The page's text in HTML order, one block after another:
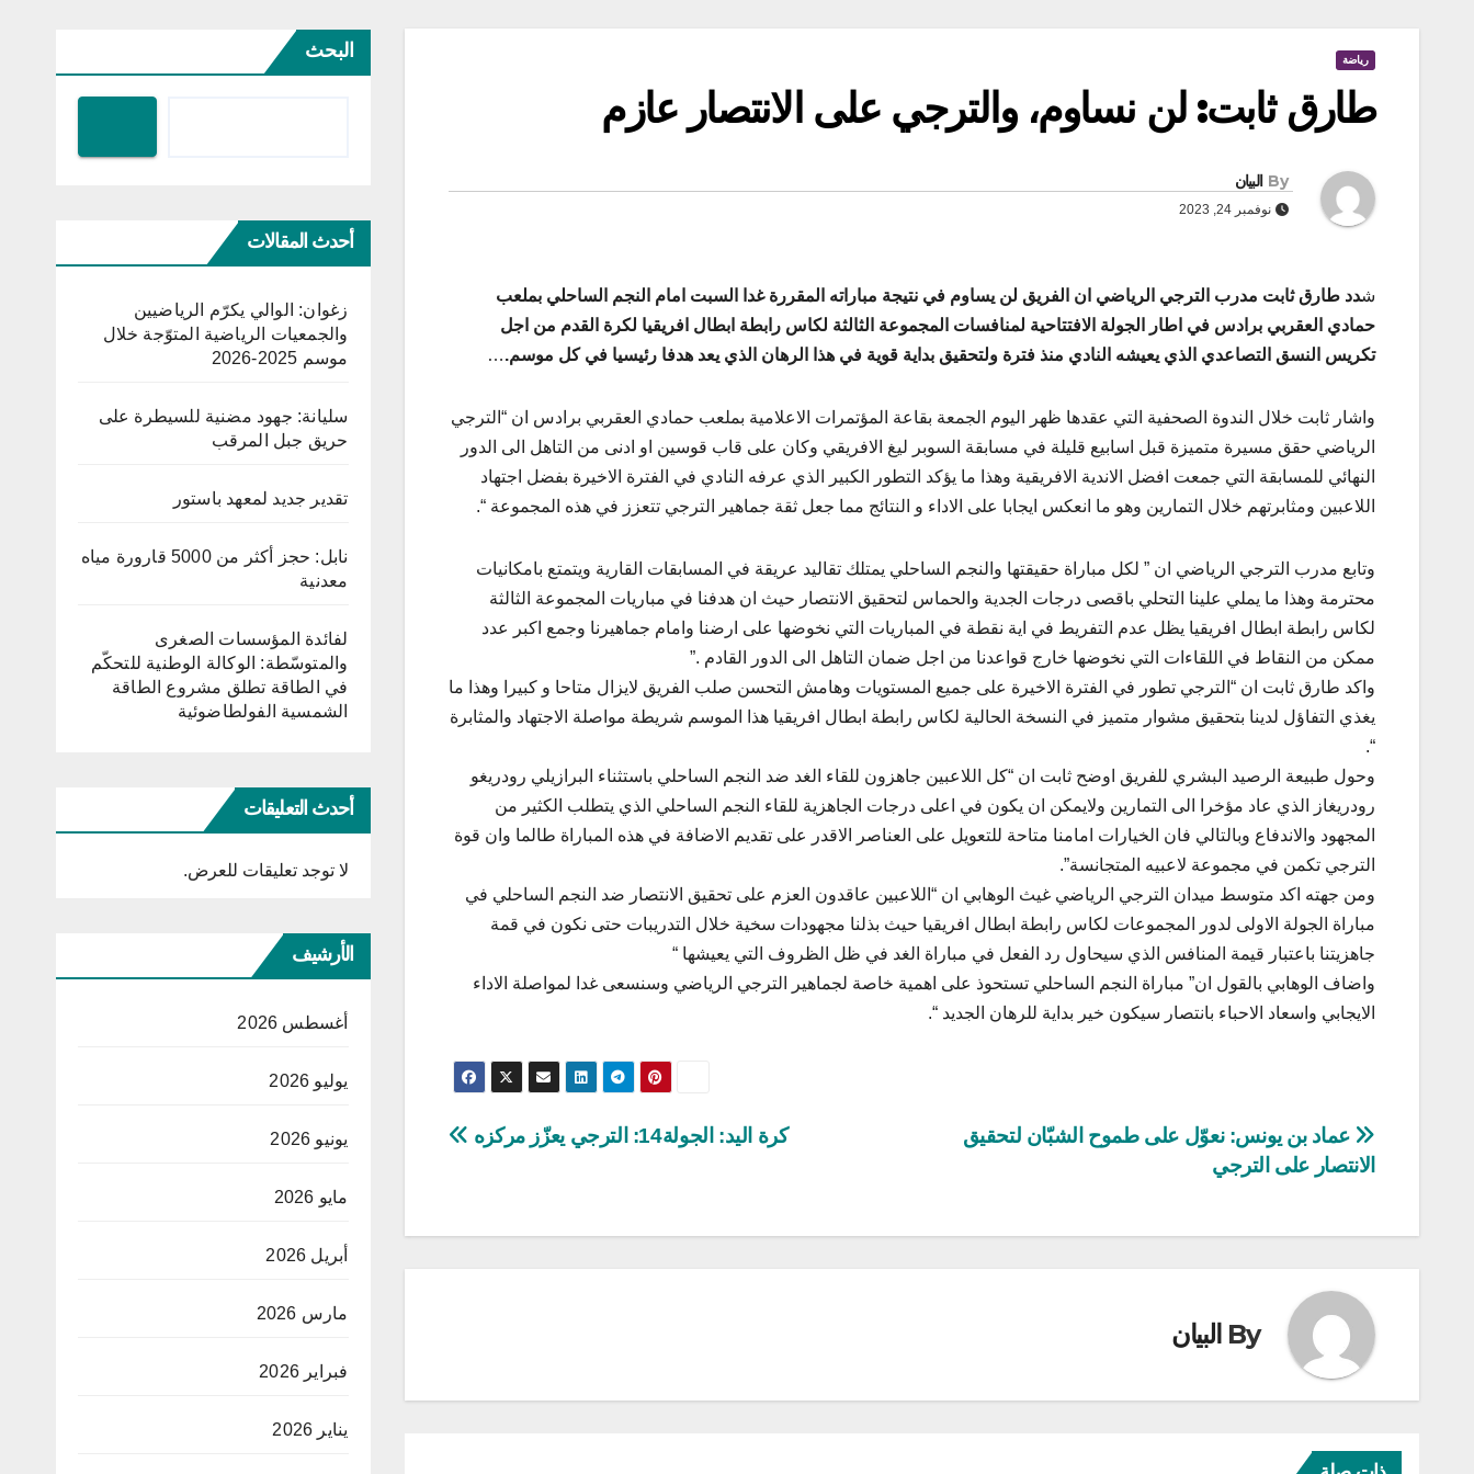
رياضة
طارق ثابت: لن نساوم، والترجي على الانتصار عازم
By البيان
نوفمبر 24, 2023
شدد طارق ثابت مدرب الترجي الرياضي ان الفريق لن يساوم في نتيجة مباراته المقررة غدا السبت امام النجم الساحلي بملعب
حمادي العقربي برادس في اطار الجولة الافتتاحية لمنافسات المجموعة الثالثة لكاس رابطة ابطال افريقيا لكرة القدم من اجل
تكريس النسق التصاعدي الذي يعيشه النادي منذ فترة ولتحقيق بداية قوية في هذا الرهان الذي يعد هدفا رئيسيا في كل موسم.…
واشار ثابت خلال الندوة الصحفية التي عقدها ظهر اليوم الجمعة بقاعة المؤتمرات الاعلامية بملعب حمادي العقربي برادس ان “الترجي
الرياضي حقق مسيرة متميزة قبل اسابيع قليلة في مسابقة السوبر ليغ الافريقي وكان على قاب قوسين او ادنى من التاهل الى الدور
النهائي للمسابقة التي جمعت افضل الاندية الافريقية وهذا ما يؤكد التطور الكبير الذي عرفه النادي في الفترة الاخيرة بفضل اجتهاد
اللاعبين ومثابرتهم خلال التمارين وهو ما انعكس ايجابا على الاداء و النتائج مما جعل ثقة جماهير الترجي تتعزز في هذه المجموعة “.
وتابع مدرب الترجي الرياضي ان ” لكل مباراة حقيقتها والنجم الساحلي يمتلك تقاليد عريقة في المسابقات القارية ويتمتع بامكانيات
محترمة وهذا ما يملي علينا التحلي باقصى درجات الجدية والحماس لتحقيق الانتصار حيث ان هدفنا في مباريات المجموعة الثالثة
لكاس رابطة ابطال افريقيا يظل عدم التفريط في اية نقطة في المباريات التي نخوضها على ارضنا وامام جماهيرنا وجمع اكبر عدد
ممكن من النقاط في اللقاءات التي نخوضها خارج قواعدنا من اجل ضمان التاهل الى الدور القادم .”
واكد طارق ثابت ان “الترجي تطور في الفترة الاخيرة على جميع المستويات وهامش التحسن صلب الفريق لايزال متاحا و كبيرا وهذا ما
يغذي التفاؤل لدينا بتحقيق مشوار متميز في النسخة الحالية لكاس رابطة ابطال افريقيا هذا الموسم شريطة مواصلة الاجتهاد والمثابرة
“.
وحول طبيعة الرصيد البشري للفريق اوضح ثابت ان “كل اللاعبين جاهزون للقاء الغد ضد النجم الساحلي باستثناء البرازيلي رودريغو
رودريغاز الذي عاد مؤخرا الى التمارين ولايمكن ان يكون في اعلى درجات الجاهزية للقاء النجم الساحلي الذي يتطلب الكثير من
المجهود والاندفاع وبالتالي فان الخيارات امامنا متاحة للتعويل على العناصر الاقدر على تقديم الاضافة في هذه المباراة طالما وان قوة
الترجي تكمن في مجموعة لاعبيه المتجانسة”.
ومن جهته اكد متوسط ميدان الترجي الرياضي غيث الوهابي ان “اللاعبين عاقدون العزم على تحقيق الانتصار ضد النجم الساحلي في
مباراة الجولة الاولى لدور المجموعات لكاس رابطة ابطال افريقيا حيث بذلنا مجهودات سخية خلال التدريبات حتى نكون في قمة
جاهزيتنا باعتبار قيمة المنافس الذي سيحاول رد الفعل في مباراة الغد في ظل الظروف التي يعيشها “
واضاف الوهابي بالقول ان” مباراة النجم الساحلي تستحوذ على اهمية خاصة لجماهير الترجي الرياضي وسنسعى غدا لمواصلة الاداء
الايجابي واسعاد الاحباء بانتصار سيكون خير بداية للرهان الجديد “.
تصفّح
المقالات
كرة اليد: الجولة14: الترجي يعزّز مركزه
عماد بن يونس: نعوّل على طموح الشبّان لتحقيق
الانتصار على الترجي
By البيان
البحث
أحدث المقالات
زغوان: الوالي يكرّم الرياضيين
والجمعيات الرياضية المتوّجة خلال
موسم 2025-2026
سليانة: جهود مضنية للسيطرة على
حريق جبل المرقب
تقدير جديد لمعهد باستور
نابل: حجز أكثر من 5000 قارورة مياه
معدنية
لفائدة المؤسسات الصغرى
والمتوسّطة: الوكالة الوطنية للتحكّم
في الطاقة تطلق مشروع الطاقة
الشمسية الفولطاضوئية
أحدث التعليقات
لا توجد تعليقات للعرض.
الأرشيف
أغسطس 2026
يوليو 2026
يونيو 2026
مايو 2026
أبريل 2026
مارس 2026
فبراير 2026
يناير 2026